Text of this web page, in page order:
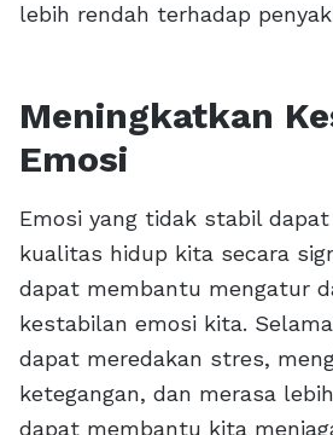
lebih rendah terhadap
Meningkatkan
Emosi
Emosi yang tidak stabil
kualitas hidup kita secara
dapat membantu mengatur
kestabilan emosi kita.
dapat meredakan stres,
ketegangan, dan merasa
dapat membantu kita